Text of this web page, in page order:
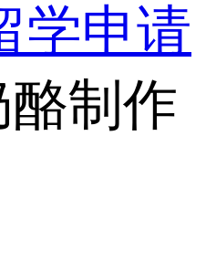
学申请
制作